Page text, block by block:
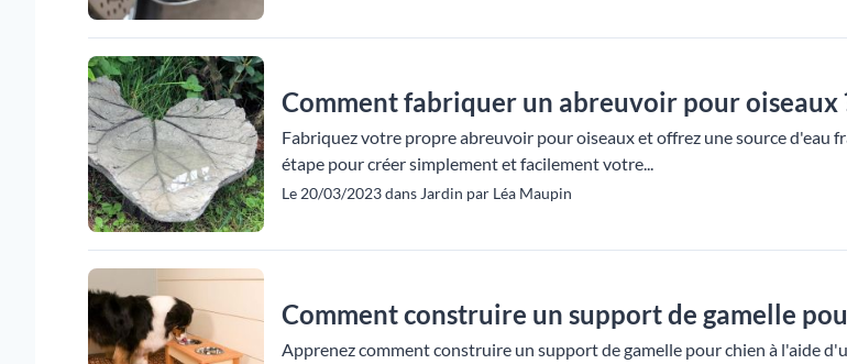
Comment fabriquer un abreuvoir pour oiseaux
Fabriquez votre propre abreuvoir pour oiseaux et offrez une source d'eau
étape pour créer simplement et facilement votre...
Le 20/03/2023 dans Jardin par Léa Maupin
Comment construire un support de gamelle
Apprenez comment construire un support de gamelle pour chien à l'aide